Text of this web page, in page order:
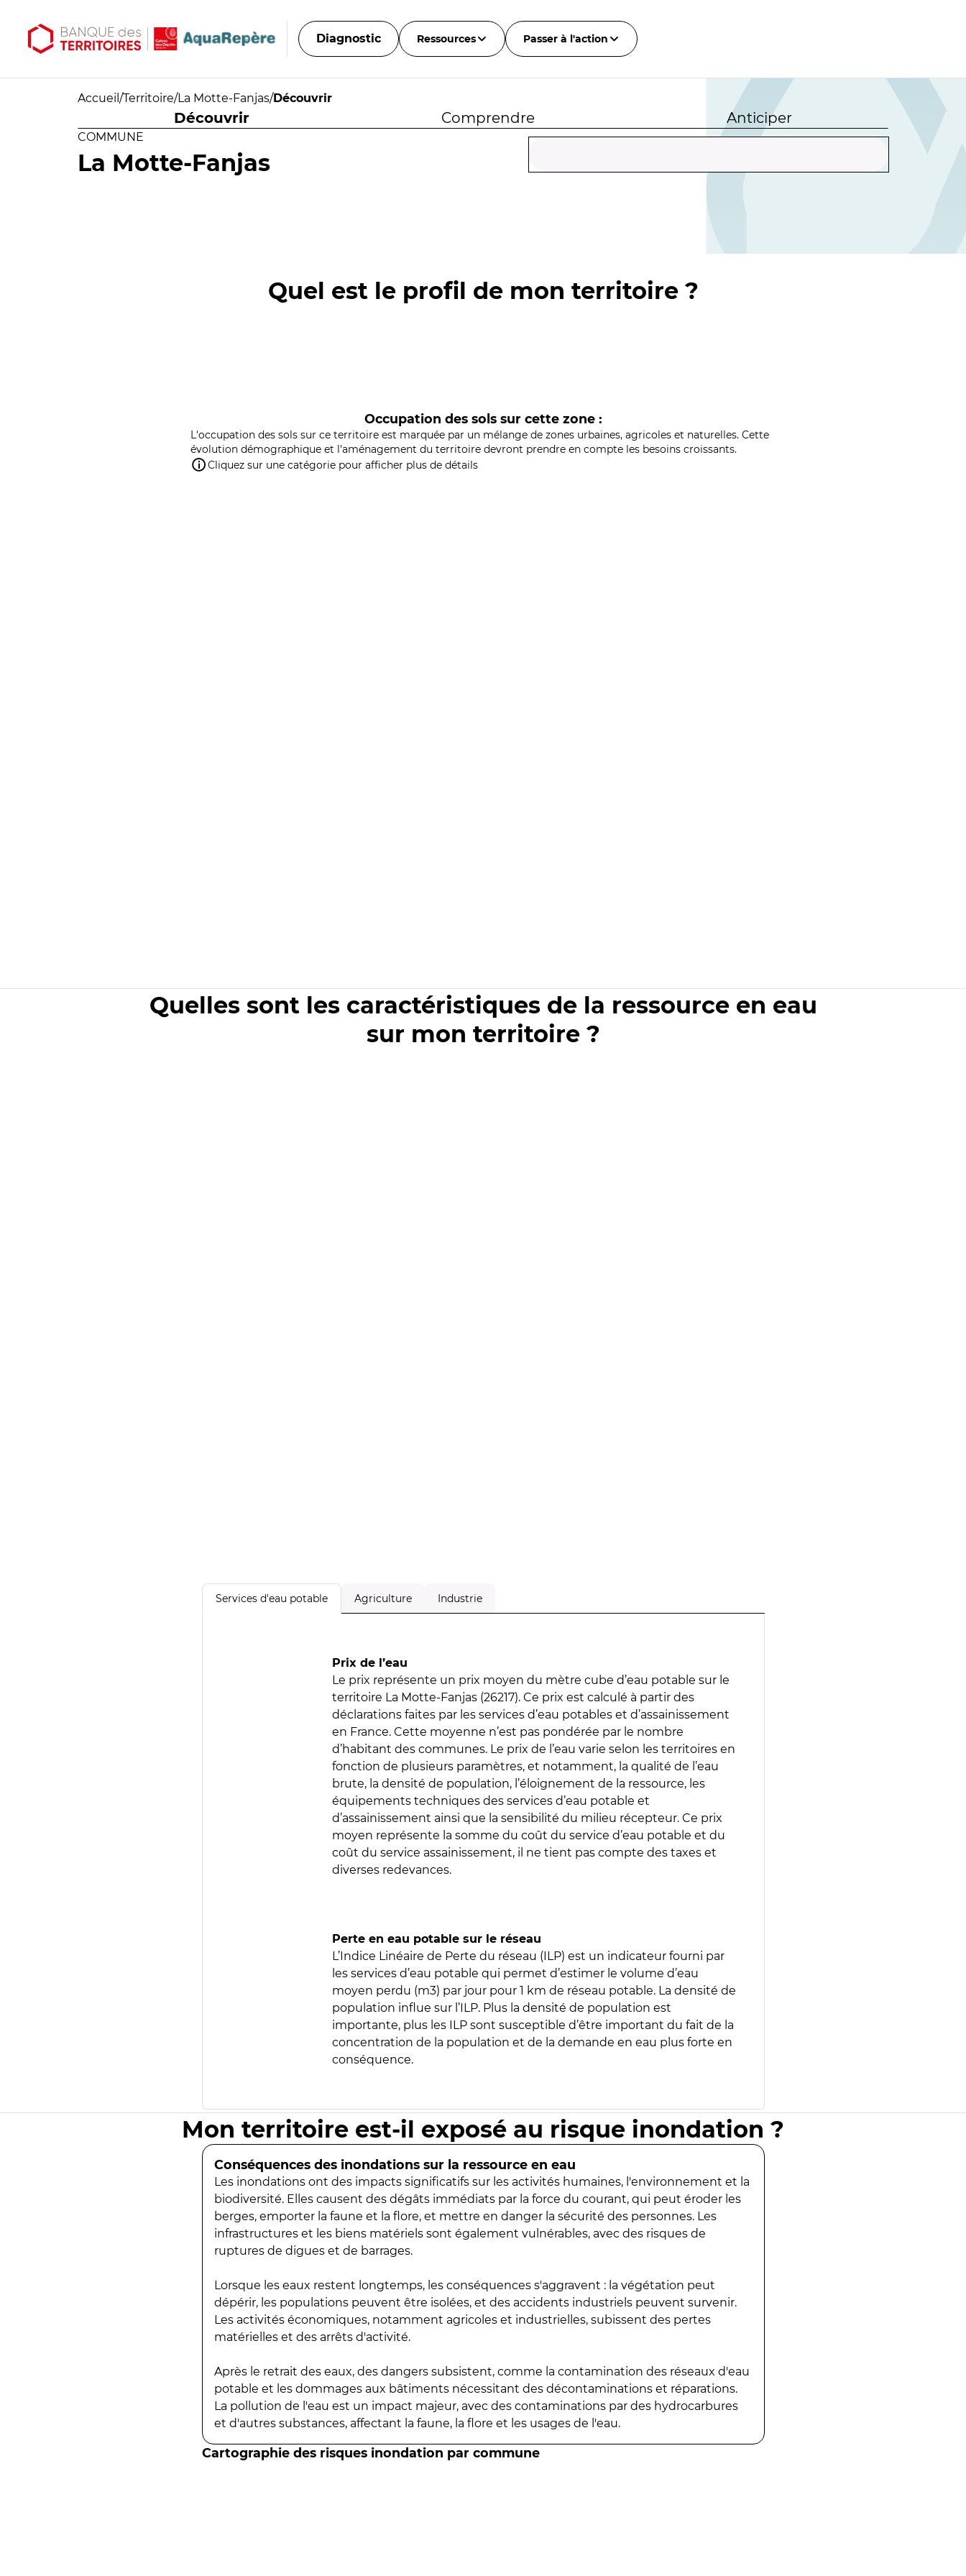
Diagnostic Ressources Passer à l'action
Accueil /Territoire/La Motte-Fanjas/Découvrir
Découvrir Comprendre Anticiper
COMMUNE
La Motte-Fanjas
Quel est le profil de mon territoire ?
Occupation des sols sur cette zone :
L'occupation des sols sur ce territoire est marquée par un mélange de zones urbaines, agricoles et naturelles. Cette
évolution démographique et l'aménagement du territoire devront prendre en compte les besoins croissants.
Cliquez sur une catégorie pour afficher plus de détails
Quelles sont les caractéristiques de la ressource en eau
sur mon territoire ?
Services d'eau potable Agriculture Industrie
Prix de l’eau
Le prix représente un prix moyen du mètre cube d’eau potable sur le
territoire La Motte-Fanjas (26217). Ce prix est calculé à partir des
déclarations faites par les services d’eau potables et d’assainissement
en France. Cette moyenne n’est pas pondérée par le nombre
d’habitant des communes. Le prix de l’eau varie selon les territoires en
fonction de plusieurs paramètres, et notamment, la qualité de l’eau
brute, la densité de population, l’éloignement de la ressource, les
équipements techniques des services d’eau potable et
d’assainissement ainsi que la sensibilité du milieu récepteur. Ce prix
moyen représente la somme du coût du service d’eau potable et du
coût du service assainissement, il ne tient pas compte des taxes et
diverses redevances.
Perte en eau potable sur le réseau
L’Indice Linéaire de Perte du réseau (ILP) est un indicateur fourni par
les services d’eau potable qui permet d’estimer le volume d’eau
moyen perdu (m3) par jour pour 1 km de réseau potable. La densité de
population influe sur l’ILP. Plus la densité de population est
importante, plus les ILP sont susceptible d’être important du fait de la
concentration de la population et de la demande en eau plus forte en
conséquence.
Mon territoire est-il exposé au risque inondation ?
Conséquences des inondations sur la ressource en eau
Les inondations ont des impacts significatifs sur les activités humaines, l'environnement et la
biodiversité. Elles causent des dégâts immédiats par la force du courant, qui peut éroder les
berges, emporter la faune et la flore, et mettre en danger la sécurité des personnes. Les
infrastructures et les biens matériels sont également vulnérables, avec des risques de
ruptures de digues et de barrages.
Lorsque les eaux restent longtemps, les conséquences s'aggravent : la végétation peut
dépérir, les populations peuvent être isolées, et des accidents industriels peuvent survenir.
Les activités économiques, notamment agricoles et industrielles, subissent des pertes
matérielles et des arrêts d'activité.
Après le retrait des eaux, des dangers subsistent, comme la contamination des réseaux d'eau
potable et les dommages aux bâtiments nécessitant des décontaminations et réparations.
La pollution de l'eau est un impact majeur, avec des contaminations par des hydrocarbures
et d'autres substances, affectant la faune, la flore et les usages de l'eau.
Cartographie des risques inondation par commune